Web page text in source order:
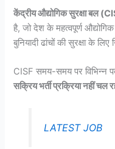
केंद्रीय औद्योगिक सुरक्षा बल
है, जो देश के महत्वपूर्ण
बुनियादी ढांचों की सुरक्षा के लिए
CISF समय-समय पर विभिन्न
सक्रिय भर्ती प्रक्रिया नहीं चल
LATEST JOB